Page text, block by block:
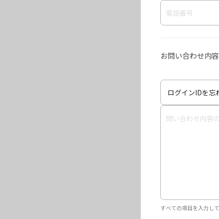
お問い合わせ内容
すべての項目を入力し